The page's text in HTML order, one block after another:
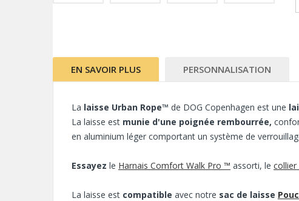
EN SAVOIR PLUS PERSONNALISATION
La laisse Urban Rope™ de DOG Copenhagen est une
La laisse est munie d'une poignée rembourrée,
en aluminium léger comportant un système de
Essayez le Harnais Comfort Walk Pro ™ assorti, le collier
La laisse est compatible avec notre sac de laisse